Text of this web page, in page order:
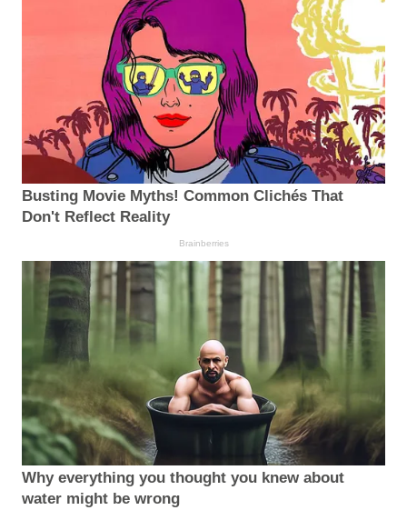
Busting Movie Myths! Common Clichés That
Don't Reflect Reality
Brainberries
Why everything you thought you knew about
water might be wrong